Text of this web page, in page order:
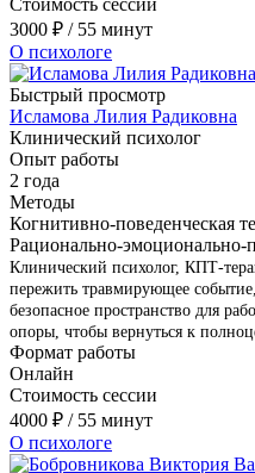
3000 ₽ / 55 минут
О психологе
Быстрый просмотр
Исламова Лилия Радиковна
Клинический психолог
Опыт работы
2 года
Методы
Когнитивно-поведенческая
Рационально-эмоционально-
Клинический психолог, КПТ-
пережить травмирующее
безопасное пространство для
опоры, чтобы вернуться к
Формат работы
Онлайн
Стоимость сессии
4000 ₽ / 55 минут
О психологе